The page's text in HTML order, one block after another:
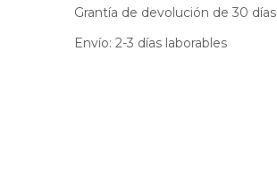
Grantía de devolución de 30 días
Envío: 2-3 días laborables